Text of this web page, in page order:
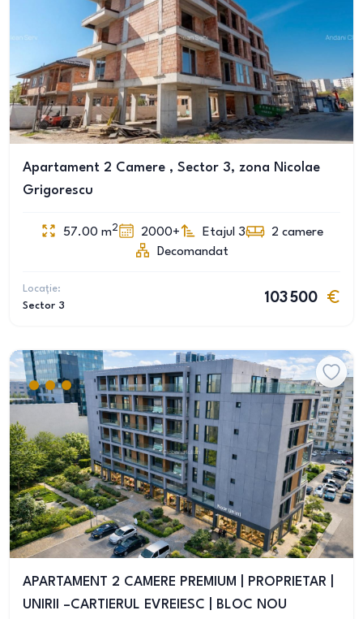
Apartament 2 Camere , Sector 3, zona Nicolae
Grigorescu
57.00 m2 2000+ Etajul 3 2 camere
Decomandat
Locație:
Sector 3
103 500
APARTAMENT 2 CAMERE PREMIUM | PROPRIETAR |
UNIRII –CARTIERUL EVREIESC | BLOC NOU